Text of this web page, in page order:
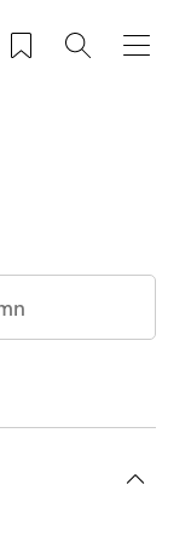
Sparade produkter
Sök